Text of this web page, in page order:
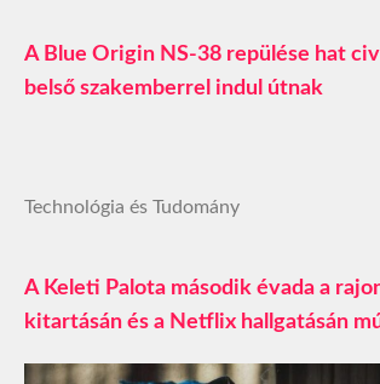
A Blue Origin NS-38 repülése hat
belső szakemberrel indul útnak
Technológia és Tudomány
A Keleti Palota második évada a
kitartásán és a Netflix hallgatásán